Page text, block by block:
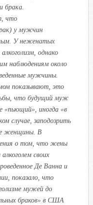
брака.
что
у мужчин
У неженатых
однако
наблюдениям около
мужчины.
показывают, это
что будущий муж
«пьющий», иногда «в
случае, заподозрить
женщины. В
о том, что жены
своих
Де Ванна и
показало, что
мужей до
браков» в США